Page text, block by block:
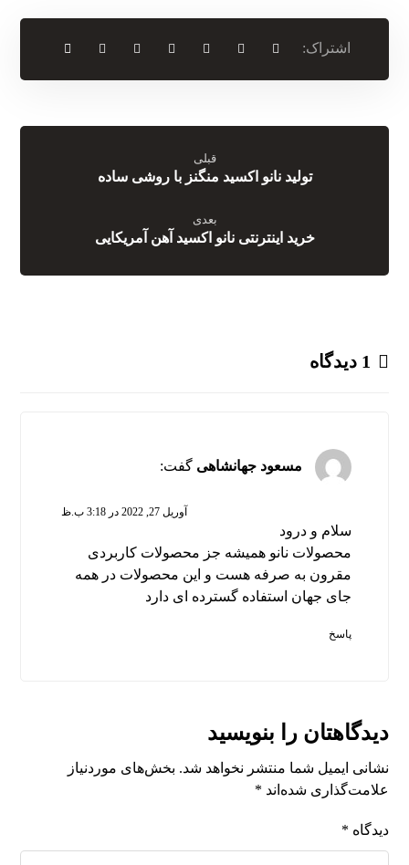
قبلی
تولید نانو اکسید منگنز با روشی ساده
بعدی
خرید اینترنتی نانو اکسید آهن آمریکایی
1 دیدگاه
مسعود جهانشاهی گفت:
آوریل 27, 2022 در 3:18 ب.ظ
سلام و درود
محصولات نانو همیشه جز محصولات کاربردی
مقرون به صرفه هست و این محصولات در همه
جای جهان استفاده گسترده ای دارد
پاسخ
دیدگاهتان را بنویسید
نشانی ایمیل شما منتشر نخواهد شد. بخش‌های موردنیاز
علامت‌گذاری شده‌اند *
دیدگاه *